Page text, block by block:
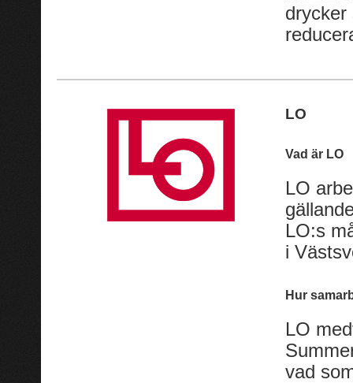
drycker
LO
Vad är LO
LO
LO:s
i
Hur
LO
vad